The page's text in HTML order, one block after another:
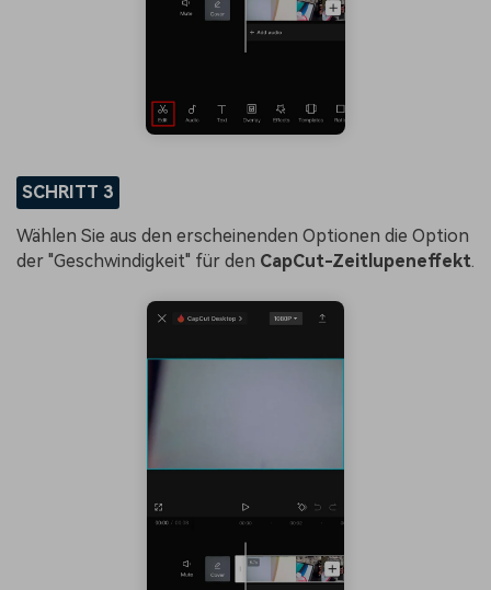
SCHRITT 3
Wählen Sie aus den erscheinenden Optionen die Option
der "Geschwindigkeit" für den CapCut-Zeitlupeneffekt.